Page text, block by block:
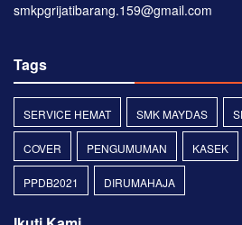
smkpgrijatibarang.159@gmail.com
Tags
SERVICE HEMAT SMK MAYDAS
COVER PENGUMUMAN KASEK
PPDB2021 DIRUMAHAJA